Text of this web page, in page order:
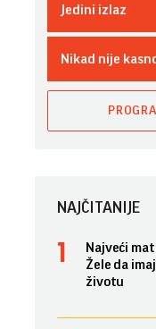
Jedini izlaz
Nikad nije
NAJČITANIJE
Najveći
Žele da
životu